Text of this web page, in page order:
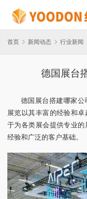
首页 新闻动态 行业新闻
德国展台
德国展台搭建哪家
展览以其丰富的经验和
于为各类展会提供专业
经验和广泛的客户基础。